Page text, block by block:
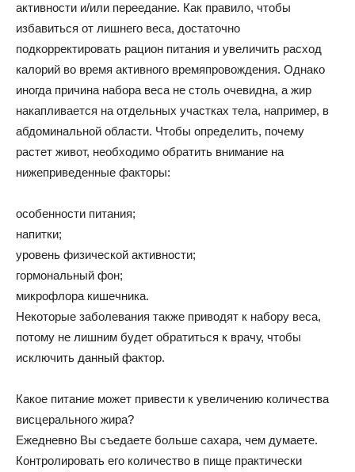
активности и/или переедание. Как правило, чтобы
избавиться от лишнего веса, достаточно
подкорректировать рацион питания и увеличить расход
калорий во время активного времяпровождения. Однако
иногда причина набора веса не столь очевидна, а жир
накапливается на отдельных участках тела, например, в
абдоминальной области. Чтобы определить, почему
растет живот, необходимо обратить внимание на
нижеприведенные факторы:
особенности питания;
напитки;
уровень физической активности;
гормональный фон;
микрофлора кишечника.
Некоторые заболевания также приводят к набору веса,
потому не лишним будет обратиться к врачу, чтобы
исключить данный фактор.
Какое питание может привести к увеличению количества
висцерального жира?
Ежедневно Вы съедаете больше сахара, чем думаете.
Контролировать его количество в пище практически